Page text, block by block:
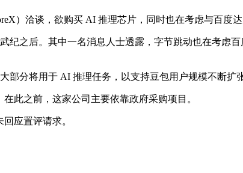
）洽谈，欲购买 AI 推理芯片，同时也在考虑与百度达
之后。其中一名消息人士透露，字节跳动也在考虑百
部分将用于 AI 推理任务，以支持豆包用户规模不断扩张
此之前，这家公司主要依靠政府采购项目。
应置评请求。